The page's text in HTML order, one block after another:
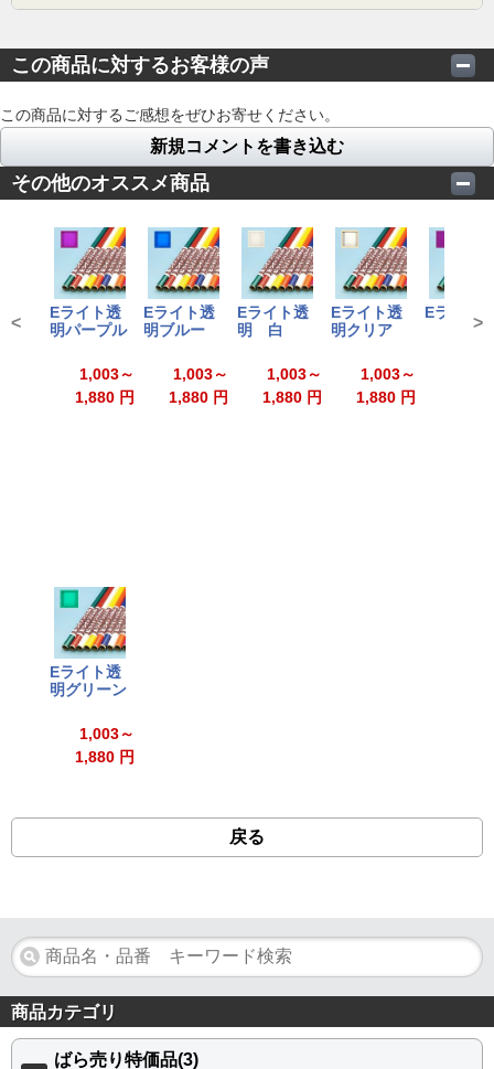
この商品に対するお客様の声
この商品に対するご感想をぜひお寄せください。
新規コメントを書き込む
その他のオススメ商品
Eライト透
明パープル
1,003～
1,880 円
Eライト透
明ブルー
1,003～
1,880 円
Eライト透
明 白
1,003～
1,880 円
Eライト透
明クリア
1,003～
1,880 円
Eライト
Eライト透
明グリーン
1,003～
1,880 円
< >
戻る
商品カテゴリ
ばら売り特価品(3)